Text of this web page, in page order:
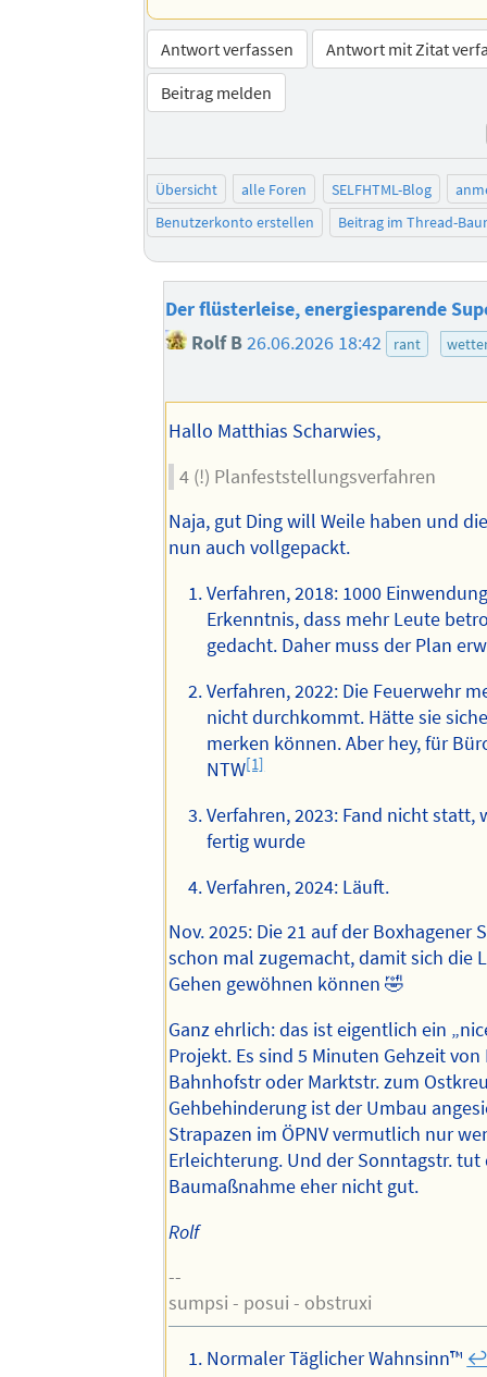
Antwort verfassen
Antwort mit Zitat
Beitrag melden
Übersicht alle Foren SELFHTML-Blog
Benutzerkonto erstellen
Beitrag im Thread-
Der flüsterleise, energiesparende
Rolf B26.06.2026 18:42 rant
Hallo Matthias Scharwies,
4 (!) Planfeststellungsverfahren
Naja, gut Ding will Weile haben und
nun auch vollgepackt.
Verfahren, 2018: 1000
Erkenntnis, dass mehr Leute
gedacht. Daher muss der Plan
Verfahren, 2022: Die Feuerwehr
nicht durchkommt. Hätte sie
merken können. Aber hey, für
NTW[1]
Verfahren, 2023: Fand nicht statt,
fertig wurde
Verfahren, 2024: Läuft.
Nov. 2025: Die 21 auf der Boxhagener
schon mal zugemacht, damit sich die
Gehen gewöhnen können 🤣
Ganz ehrlich: das ist eigentlich ein
Projekt. Es sind 5 Minuten Gehzeit von
Bahnhofstr oder Marktstr. zum
Gehbehinderung ist der Umbau
Strapazen im ÖPNV vermutlich nur
Erleichterung. Und der Sonntagstr. tut
Baumaßnahme eher nicht gut.
Rolf
--
sumpsi - posui - obstruxi
Normaler Täglicher Wahnsinn™️